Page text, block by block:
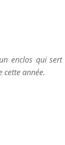
enclos qui sert
cette année.